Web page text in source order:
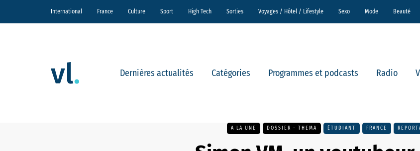
International France Culture Sport High Tech Sorties Voyages / Hôtel / Lifestyle Sexo Mode Beauté
Dernières actualités Catégories Programmes et podcasts Radio
A LA UNE DOSSIER - THEMA ÉTUDIANT FRANCE